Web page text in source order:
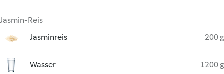
Jasmin-Reis
Jasminreis
200 g
Wasser 1200 g